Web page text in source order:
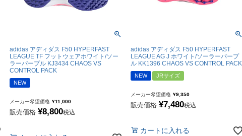
adidas アディダス F50 HYPERFAST
LEAGUE TF フットウェアホワイト/ソー
ラーパープル KJ3434 CHAOS VS
CONTROL PACK
NEW
メーカー希望価格 ¥11,000
販売価格 ¥8,800税込
adidas アディダス F50 HYPERFAST
LEAGUE AG J ホワイト/ソーラーパープ
ル KK1396 CHAOS VS CONTROL PACK
NEW JRサイズ
メーカー希望価格 ¥9,350
販売価格 ¥7,480税込
カートに入れる